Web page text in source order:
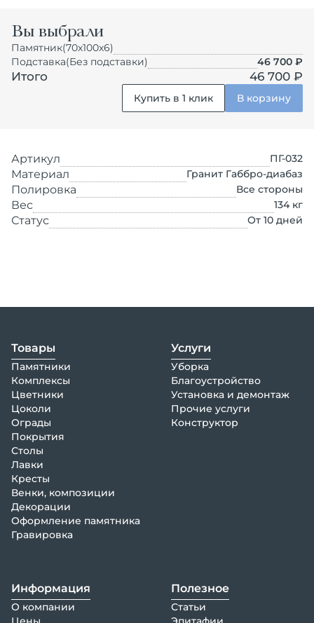
Вы выбрали
Памятник(70х100х6)
Подставка(Без подставки) 46 700 ₽
Итого 46 700 ₽
Купить в 1 клик В корзину
Артикул ПГ-032
Материал Гранит Габбро-диабаз
Полировка Все стороны
Вес 134кг
Статус От 10 дней
Товары
Памятники
Комплексы
Цветники
Цоколи
Ограды
Покрытия
Столы
Лавки
Кресты
Венки, композиции
Декорации
Оформление памятника
Гравировка
Услуги
Уборка
Благоустройство
Установка и демонтаж
Прочие услуги
Конструктор
Информация
О компании
Полезное
Статьи